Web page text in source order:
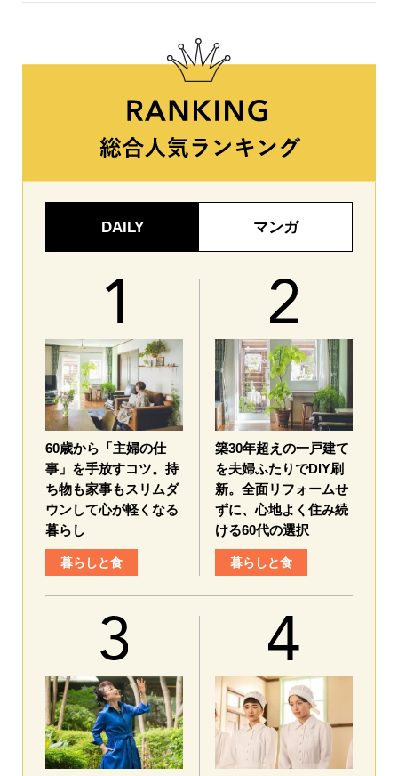
DAILY マンガ
60歳から「主婦の仕
事」を手放すコツ。持
ち物も家事もスリムダ
ウンして心が軽くなる
暮らし
暮らしと食
築30年超えの一戸建て
を夫婦ふたりでDIY刷
新。全面リフォームせ
ずに、心地よく住み続
ける60代の選択
暮らしと食